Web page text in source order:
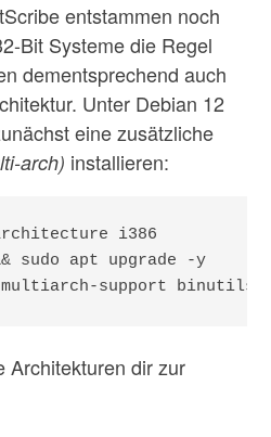
entstammen noch
Bit Systeme die Regel
dementsprechend auch
Unter Debian 12
eine zusätzliche
arch) installieren:
i386
sudo apt upgrade -y
support binutils-
Architekturen dir zur